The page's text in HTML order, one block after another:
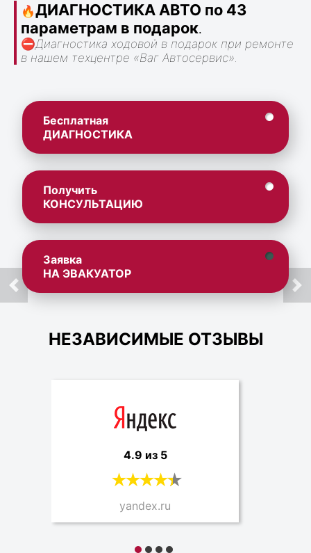
🔥ДИАГНОСТИКА АВТО по 43
параметрам в подарок.
⛔Диагностика ходовой в подарок при ремонте
в нашем техцентре «Ваг Автосервис».
Бесплатная
ДИАГНОСТИКА
Получить
КОНСУЛЬТАЦИЮ
Заявка
НА ЭВАКУАТОР
НЕЗАВИСИМЫЕ ОТЗЫВЫ
4.9 из 5
yandex.ru